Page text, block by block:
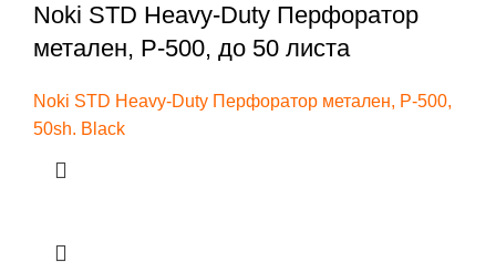
Noki STD Heavy-Duty Перфоратор
метален, P-500, до 50 листа
Noki STD Heavy-Duty Перфоратор метален, P-500,
50sh. Black